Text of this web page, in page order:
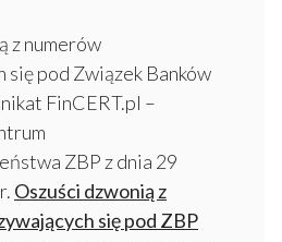
z numerów
się pod Związek Banków
FinCERT.pl –
ZBP z dnia 29
Oszuści dzwonią z
się pod ZBP